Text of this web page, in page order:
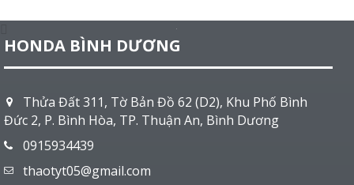
HONDA BÌNH DƯƠNG
Thửa Đất 311, Tờ Bản Đồ 62 (D2), Khu Phố Bình
Đức 2, P. Bình Hòa, TP. Thuận An, Bình Dương
0915934439
thaotyt05@gmail.com